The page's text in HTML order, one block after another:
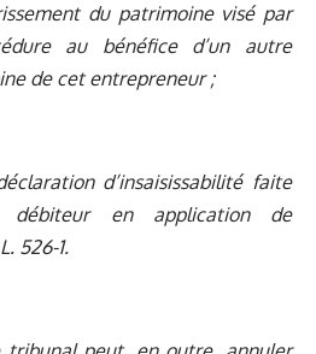
du patrimoine visé par
au bénéfice d’un autre
de cet entrepreneur ;
d’insaisissabilité faite
en application de
L. 526-1.